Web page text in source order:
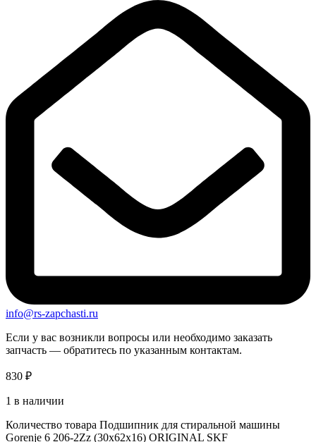
info@rs-zapchasti.ru
Если у вас возникли вопросы или необходимо заказать
запчасть — обратитесь по указанным контактам.
830 ₽
1 в наличии
Количество товара Подшипник для стиральной машины
Gorenje 6 206-2Zz (30x62x16) ORIGINAL SKF